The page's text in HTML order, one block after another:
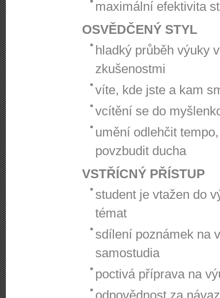
maximální efektivita
OSVĚDČENÝ STYL
hladký průběh výuky
zkušenostmi
víte, kde jste a kam
vcítění se do
umění odlehčit
povzbudit ducha
VSTŘÍCNÝ PŘÍSTUP
student je vtažen do
témat
sdílení poznámek na
samostudia
poctivá příprava na
odpovědnost za